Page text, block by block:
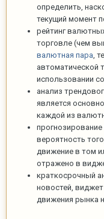
определить,
текущий момент
рейтинг
торговле (чем
валютная пара ,
автоматической
использовании
анализ
является
каждой из
вероятность
движение в том
отражено в
краткосрочный
новостей,
движения рынка